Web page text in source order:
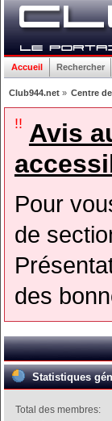
Accueil Rechercher
Club944.net» Centre
!! Avis
Pour
de
des
Statistiques
Total des membres: